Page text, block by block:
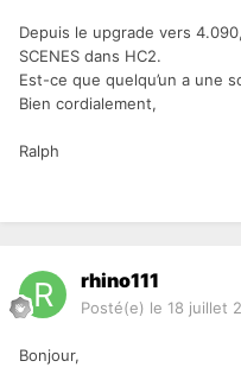
Depuis le upgrade vers
SCENES dans HC2.
Est-ce que quelqu’un a une
Bien cordialement,
Ralph
rhino111
Posté(e) le 18 juillet
Bonjour,